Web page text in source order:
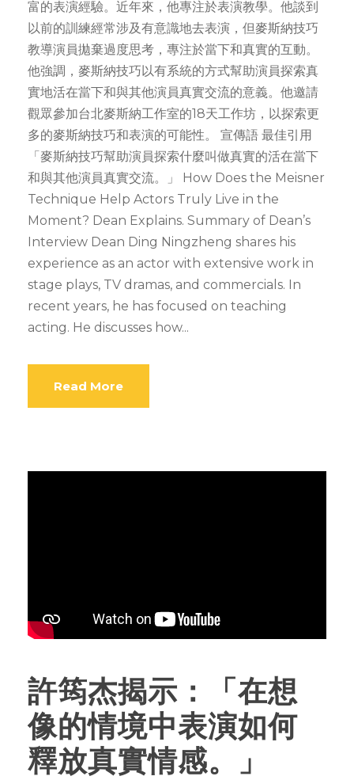
富的表演經驗。近年來，他專注於表演教學。他談到
以前的訓練經常涉及有意識地去表演，但麥斯納技巧
教導演員拋棄過度思考，專注於當下和真實的互動。
他強調，麥斯納技巧以有系統的方式幫助演員探索真
實地活在當下和與其他演員真實交流的意義。他邀請
觀眾參加台北麥斯納工作室的18天工作坊，以探索更
多的麥斯納技巧和表演的可能性。 宣傳語 最佳引用
「麥斯納技巧幫助演員探索什麼叫做真實的活在當下
和與其他演員真實交流。」 How Does the Meisner
Technique Help Actors Truly Live in the
Moment? Dean Explains. Summary of Dean’s
Interview Dean Ding Ningzheng shares his
experience as an actor with extensive work in
stage plays, TV dramas, and commercials. In
recent years, he has focused on teaching
acting. He discusses how...
Read More
許筠杰揭示：「在想
像的情境中表演如何
釋放真實情感。」